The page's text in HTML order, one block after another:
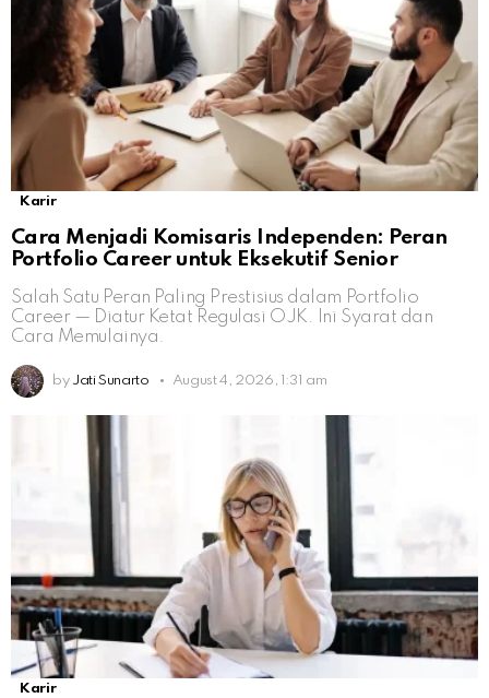
Karir
Cara Menjadi Komisaris Independen: Peran
Portfolio Career untuk Eksekutif Senior
Salah Satu Peran Paling Prestisius dalam Portfolio
Career — Diatur Ketat Regulasi OJK. Ini Syarat dan
Cara Memulainya.
by Jati Sunarto August 4, 2026, 1:31 am
Karir